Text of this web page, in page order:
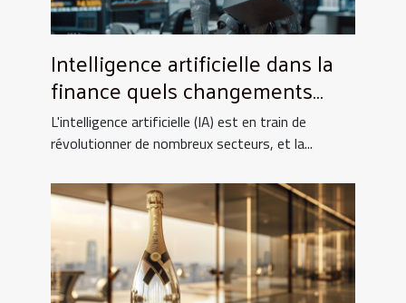
Intelligence artificielle dans la
finance quels changements
pour les investisseurs
L'intelligence artificielle (IA) est en train de
révolutionner de nombreux secteurs, et la...